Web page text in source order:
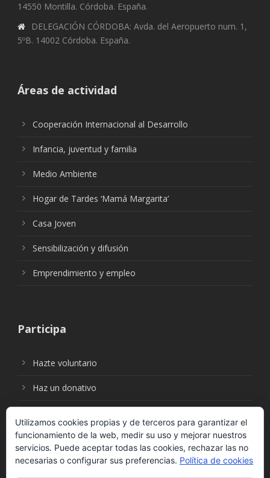
14550 Montilla. Córdoba. España.
DELEGACIÓN CÓRDOBA: Avda. del Aeropuerto num. 1,
5ºB. 14002 Córdoba. España.
Áreas de actividad
Cooperación Internacional al Desarrollo
Infancia, juventud y familia
Medio Ambiente
Hogar de Tardes ‘Mamá Margarita’
Casa Joven
Sensibilización y difusión
Emprendimiento y empleo
Participa
Hazte voluntario
Haz un donativo
Síguenos en:
Utilizamos cookies propias y de terceros para garantizar el
funcionamiento de la web, medir su uso y mejorar nuestros
servicios. Puede aceptar todas las cookies, rechazar las no
necesarias o configurar sus preferencias. Política de cookies